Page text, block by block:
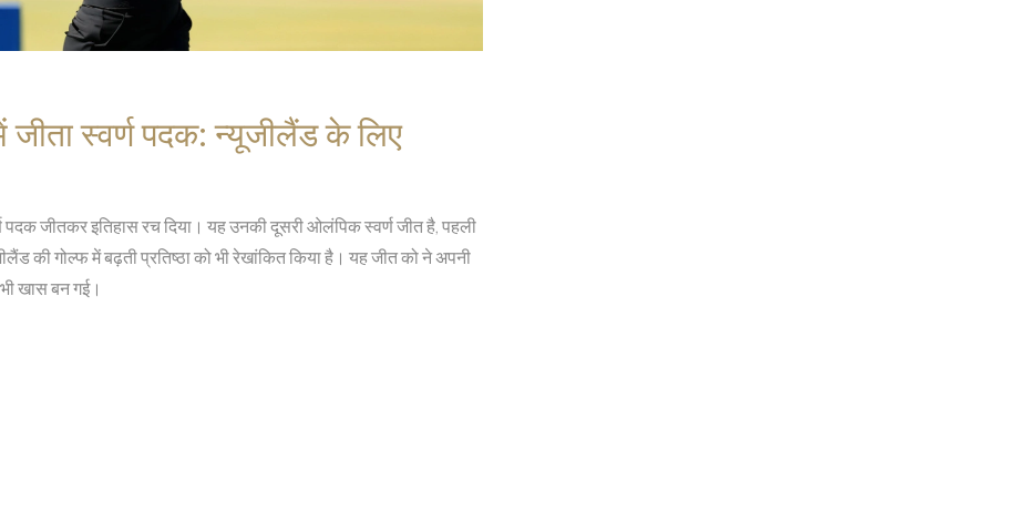
स्वर्ण पदक: न्यूजीलैंड के लिए
जीतकर इतिहास रच दिया। यह उनकी दूसरी ओलंपिक स्वर्ण जीत है, पहली
की गोल्फ में बढ़ती प्रतिष्ठा को भी रेखांकित किया है। यह जीत को ने अपनी
खास बन गई।